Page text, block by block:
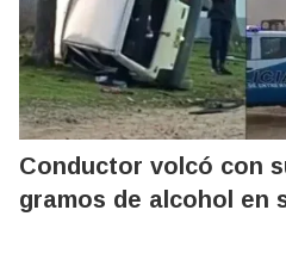
Conductor volcó con
gramos de alcohol en